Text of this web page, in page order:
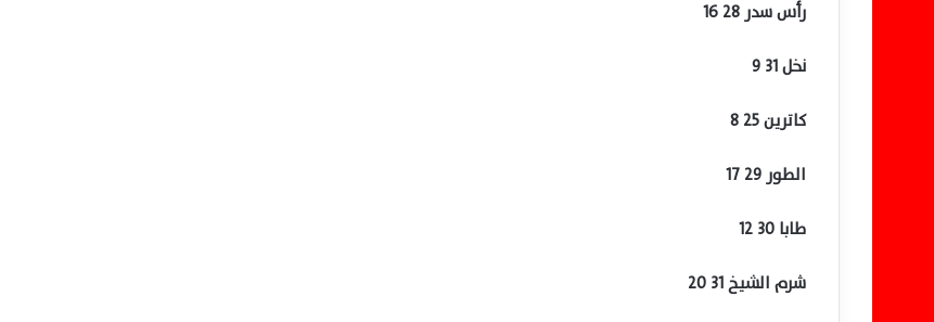
رأس سدر 28 16
نخل 31 9
كاترين 25 8
الطور 29 17
طابا 30 12
شرم الشيخ 31 20